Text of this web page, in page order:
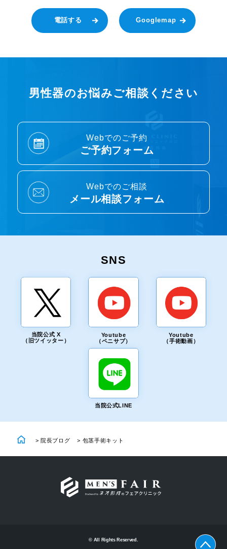
電話する Googlemap
男性器のお悩みご相談ください
Webでのご予約
ご予約フォーム
Webでのご相談
メール相談フォーム
SNS
当院公式 X
（旧ツイッター）
Youtube
（ペニサプ）
Youtube
（手術動画）
当院公式LINE
>院長ブログ > 包茎手術キット
© All Rights Reserved.